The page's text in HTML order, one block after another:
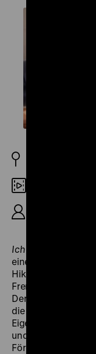
Ich will keine
eine Gedichtzeile
Hikmet – stellt
Fremde ihre Kultur
Der Maler Hanefi
die
Eigeninitiative
und ein Saz-
Förderung